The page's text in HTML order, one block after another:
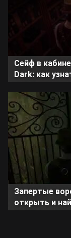
Сейф в
Dark: как
Запертые
открыть и